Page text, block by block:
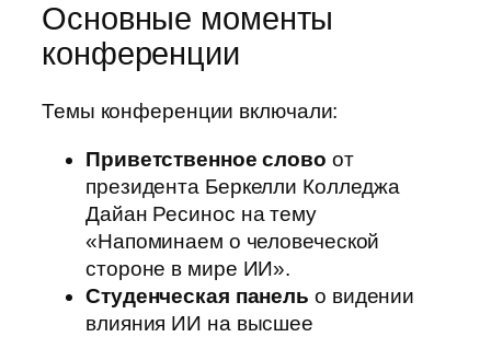
Основные моменты
конференции
Темы конференции включали:
Приветственное слово от
президента Беркелли Колледжа
Дайан Ресинос на тему
«Напоминаем о человеческой
стороне в мире ИИ».
Студенческая панель о видении
влияния ИИ на высшее